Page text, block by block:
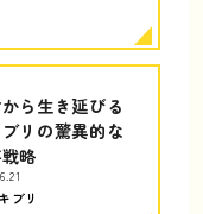
ら生き延びる
リの驚異的な
略
ブリ